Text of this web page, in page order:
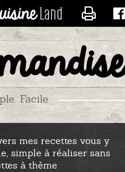
Facile
mes recettes vous y
simple à réaliser sans
à thème
CONTACTER